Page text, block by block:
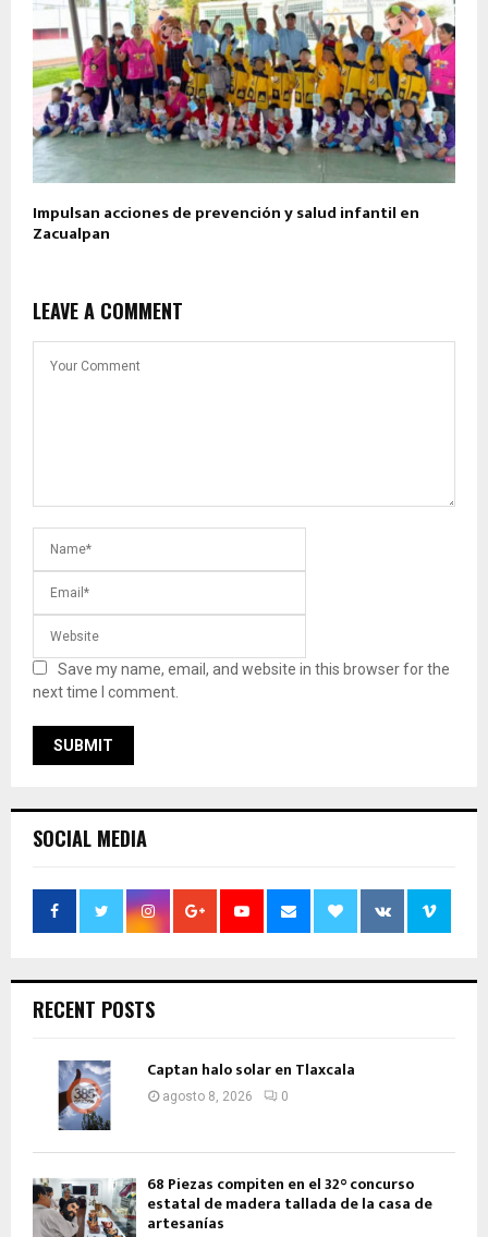
Impulsan acciones de prevención y salud infantil en
Zacualpan
LEAVE A COMMENT
Save my name, email, and website in this browser for the
next time I comment.
SOCIAL MEDIA
RECENT POSTS
Captan halo solar en Tlaxcala
agosto 8, 2026 0
68 Piezas compiten en el 32° concurso
estatal de madera tallada de la casa de
artesanías